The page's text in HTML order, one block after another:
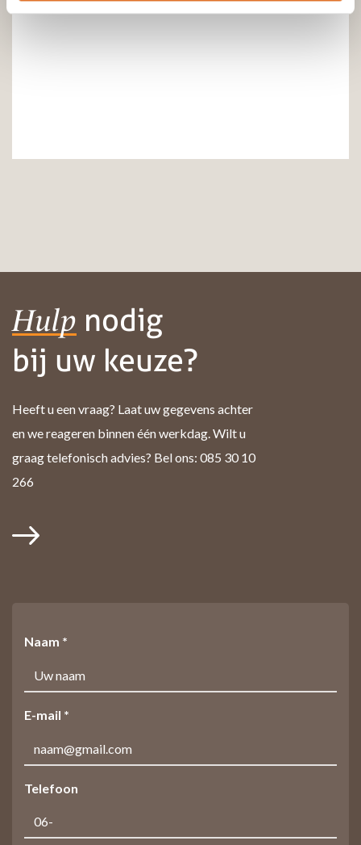
Hulp nodig
bij uw keuze?
Heeft u een vraag? Laat uw gegevens achter
en we reageren binnen één werkdag. Wilt u
graag telefonisch advies? Bel ons: 085 30 10
266
Naam *
E-mail *
Telefoon